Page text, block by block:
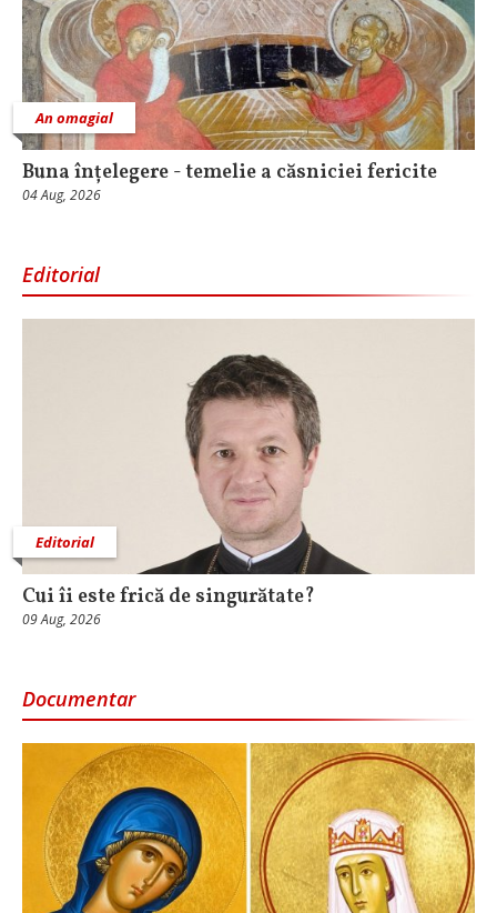
An omagial
Buna înțelegere - temelie a căsniciei fericite
04 Aug, 2026
Editorial
Editorial
Cui îi este frică de singurătate?
09 Aug, 2026
Documentar